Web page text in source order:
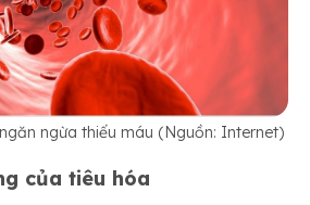
ngừa thiếu máu (Nguồn: Internet)
của tiêu hóa